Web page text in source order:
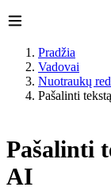
Pradžia
Vadovai
Nuotraukų
Pašalinti
Pašalinti
AI